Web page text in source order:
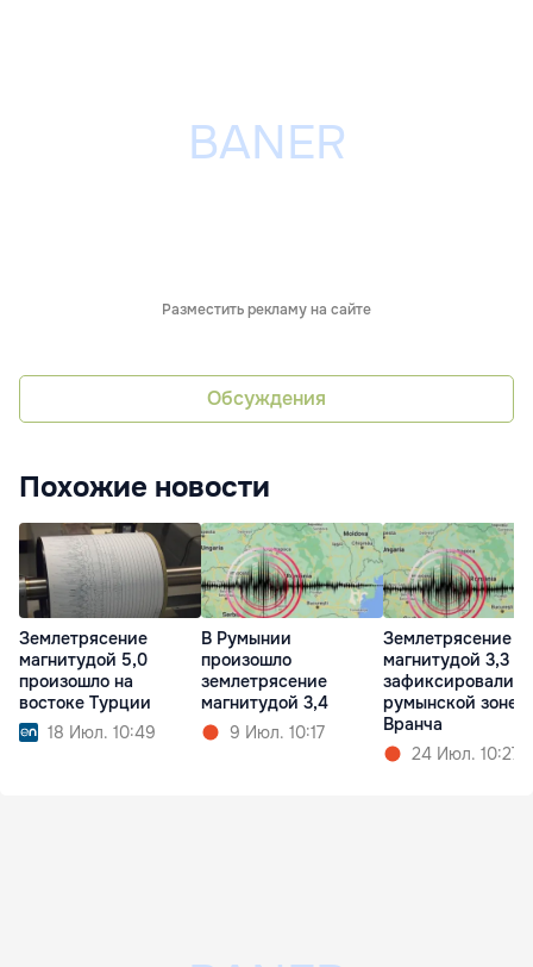
Разместить рекламу на сайте
Обсуждения
Похожие новости
Землетрясение
магнитудой 5,0
произошло на
востоке Турции
18 Июл. 10:49
В Румынии
произошло
землетрясение
магнитудой 3,4
9 Июл. 10:17
Землетрясение
магнитудой 3,3
зафиксировали в
румынской зоне
Вранча
24 Июл. 10:27